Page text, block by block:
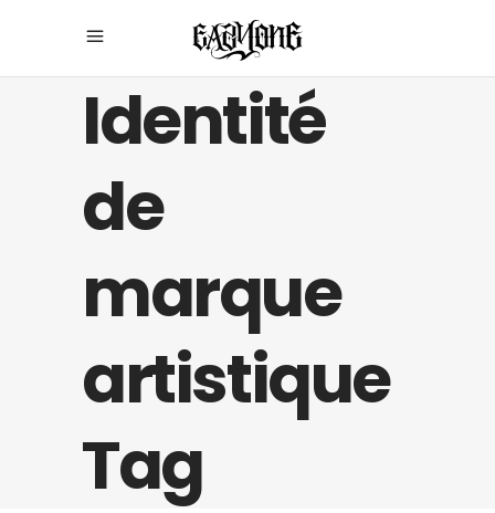
Identité
de
marque
artistique
Tag